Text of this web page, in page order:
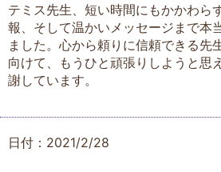
テミス先生、短い時間にもかかわら
報、そして温かいメッセージまで本
ました。心から頼りに信頼できる先
向けて、もうひと頑張りしようと思
謝しています。
日付：2021/2/28